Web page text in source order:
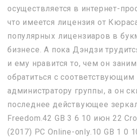
осуществляется в интернет-
что имеется лицензия от
популярных лицензиаров в
бизнесе. А пока Дэндзи
и ему нравится то, чем он
обратиться с
администратору группы, а он
последнее действующее
Freedom.42 GB 3 6 10 июн 22
(2017) PC Online-only.10 GB 1 0